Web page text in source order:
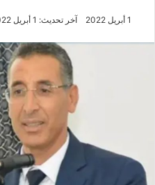
1 أبريل 2022 آخر تحديث: 1 أبريل 2022